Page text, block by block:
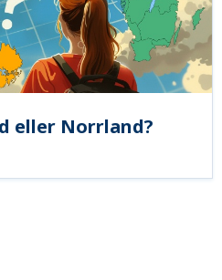
eller Norrland?